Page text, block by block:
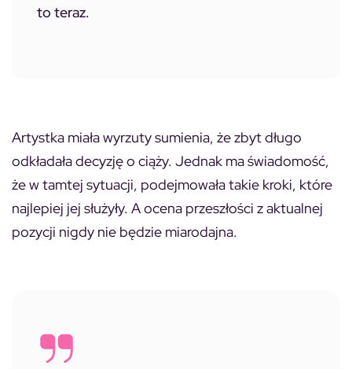
to teraz.
Artystka miała wyrzuty sumienia, że zbyt długo
odkładała decyzję o ciąży. Jednak ma świadomość,
że w tamtej sytuacji, podejmowała takie kroki, które
najlepiej jej służyły. A ocena przeszłości z aktualnej
pozycji nigdy nie będzie miarodajna.